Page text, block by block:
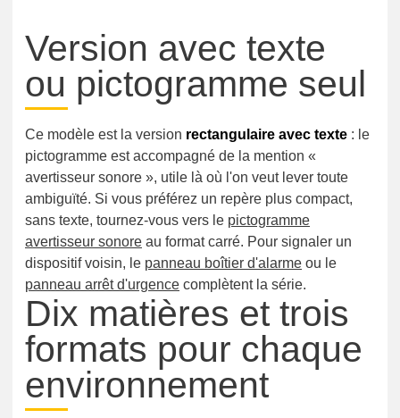
Version avec texte
ou pictogramme seul
Ce modèle est la version rectangulaire avec texte : le
pictogramme est accompagné de la mention «
avertisseur sonore », utile là où l'on veut lever toute
ambiguïté. Si vous préférez un repère plus compact,
sans texte, tournez-vous vers le pictogramme
avertisseur sonore au format carré. Pour signaler un
dispositif voisin, le panneau boîtier d'alarme ou le
panneau arrêt d'urgence complètent la série.
Dix matières et trois
formats pour chaque
environnement